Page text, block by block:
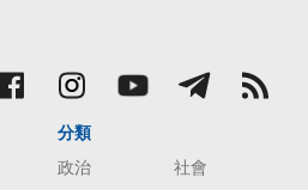
分類
政治
社會